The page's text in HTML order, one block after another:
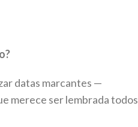
datas marcantes —
merece ser lembrada todos